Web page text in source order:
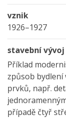
vznik
1926–1927
stavební vývoj
Příklad
způsob
prvků, např.
případě čtyř